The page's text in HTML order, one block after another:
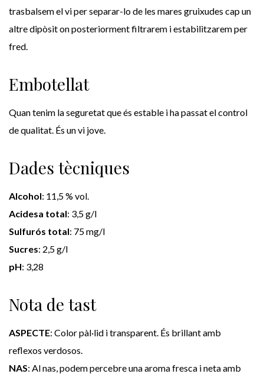
trasbalsem el vi per separar-lo de les mares gruixudes cap un
altre dipòsit on posteriorment filtrarem i estabilitzarem per
fred.
Embotellat
Quan tenim la seguretat que és estable i ha passat el control
de qualitat. És un vi jove.
Dades tècniques
Alcohol: 11,5 % vol.
Acidesa total: 3,5 g/l
Sulfurós total: 75 mg/l
Sucres: 2,5 g/l
pH: 3,28
Nota de tast
ASPECTE: Color pàl·lid i transparent. És brillant amb
reflexos verdosos.
NAS: Al nas, podem percebre una aroma fresca i neta amb